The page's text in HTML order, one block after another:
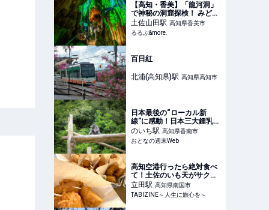
【高知・香美】「龍河洞」
で神秘の洞窟探検！ みどこ
ろ＆コースを徹底ガイド｜
るるぶ&more.
土佐山田駅 高知県香美市
るるぶ&more.
百日紅
北浦(高知県)駅 高知県高知市
日本最後の“ローカル新
線”に感動！日本三大鍾乳洞
「龍河洞」に興奮！ドキド
キが止まらない【高知旅】
1日目 - おとなの週末Web
のいち駅 高知県香南市
おとなの週末Web
高知空港行ったら絶対食べ
て！土佐のいも天がサクジ
ュワッと罪深いおいしさ
【編集部ブログ】 |
TABIZINE～人生に旅心を
立田駅 高知県南国市
TABIZINE～人生に旅心を～